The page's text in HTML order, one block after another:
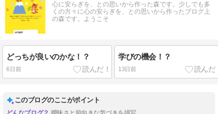
心に安らぎを、との思いから作った森です。少しでも多
くの方々に心の安らぎを、との思いから作ったブログ上
の森です。ようこそ
どっちが良いのかな！？
6日前
学びの機会！？
13日前
このブログのここがポイント